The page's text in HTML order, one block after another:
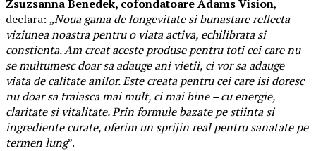
Zsuzsanna Benedek, cofondatoare Adams Vision,
declara: „Noua gama de longevitate si bunastare reflecta
viziunea noastra pentru o viata activa, echilibrata si
constienta. Am creat aceste produse pentru toti cei care nu
se multumesc doar sa adauge ani vietii, ci vor sa adauge
viata de calitate anilor. Este creata pentru cei care isi doresc
nu doar sa traiasca mai mult, ci mai bine – cu energie,
claritate si vitalitate. Prin formule bazate pe stiinta si
ingrediente curate, oferim un sprijin real pentru sanatate pe
termen lung”.